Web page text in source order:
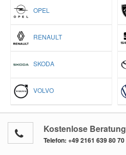
OPEL
RENAULT
SKODA
VOLVO
Kostenlose Beratung
Telefon: +49 2161 639 80 70